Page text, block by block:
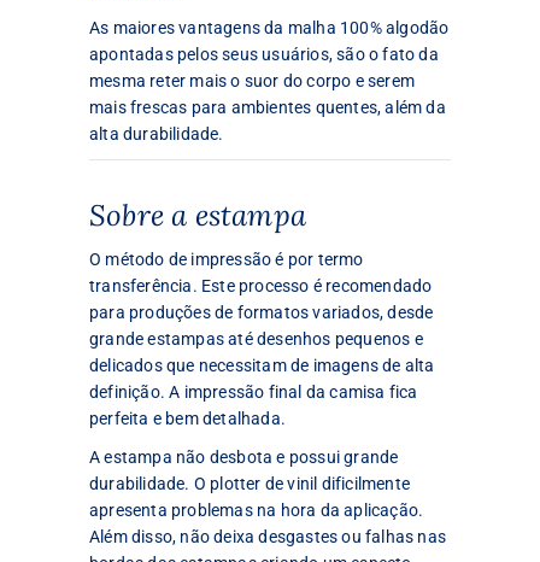
As maiores vantagens da malha 100% algodão
apontadas pelos seus usuários, são o fato da
mesma reter mais o suor do corpo e serem
mais frescas para ambientes quentes, além da
alta durabilidade.
Sobre a estampa
O método de impressão é por termo
transferência. Este processo é recomendado
para produções de formatos variados, desde
grande estampas até desenhos pequenos e
delicados que necessitam de imagens de alta
definição. A impressão final da camisa fica
perfeita e bem detalhada.
A estampa não desbota e possui grande
durabilidade. O plotter de vinil dificilmente
apresenta problemas na hora da aplicação.
Além disso, não deixa desgastes ou falhas nas